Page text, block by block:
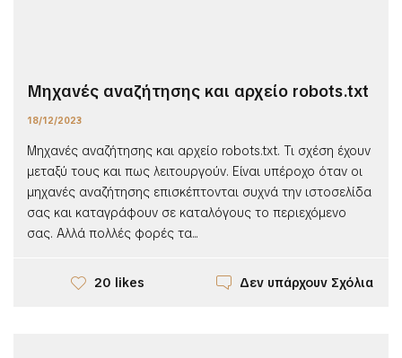
Μηχανές αναζήτησης και αρχείο robots.txt
18/12/2023
Μηχανές αναζήτησης και αρχείο robots.txt. Τι σχέση έχουν
μεταξύ τους και πως λειτουργούν. Είναι υπέροχο όταν οι
μηχανές αναζήτησης επισκέπτονται συχνά την ιστοσελίδα
σας και καταγράφουν σε καταλόγους το περιεχόμενο
σας. Αλλά πολλές φορές τα...
20 likes Δεν υπάρχουν Σχόλια